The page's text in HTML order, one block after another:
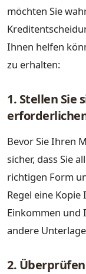
möchten Sie
Ihnen helfen
zu erhalten:
1. Stellen Sie
Bevor Sie Ihren
sicher, dass Sie
richtigen Form
Regel eine
Einkommen und
andere
2.